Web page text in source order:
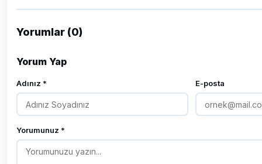
Yorumlar (0)
Yorum Yap
Adınız * E-posta
Yorumunuz *